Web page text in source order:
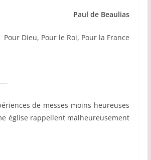
Paul de Beaulias
Pour Dieu, Pour le Roi, Pour la France
de messes moins heureuses
église rappellent malheureusement